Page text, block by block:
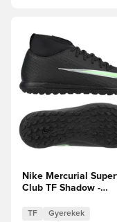
Megnyit egy
Nike Mercurial
Club TF Shadow -
Gyerek
TF Gyerekek